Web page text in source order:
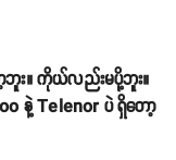
း။ ကိုယ်လည်းမပို့ဘူး။
နဲ့ Telenor ပဲ ရှိတော့